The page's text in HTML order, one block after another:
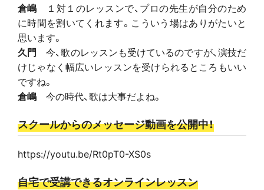
倉嶋 １対１のレッスンで、プロの先生が自分のため
に時間を割いてくれます。こういう場はありがたいと
思います。
久門今、歌のレッスンも受けているのですが、演技だ
けじゃなく幅広いレッスンを受けられるところもいい
ですね。
倉嶋 今の時代、歌は大事だよね。
スクールからのメッセージ動画を公開中！
https://youtu.be/Rt0pT0-XS0s
自宅で受講できるオンラインレッスン